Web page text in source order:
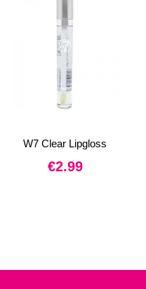
W7 Clear Lipgloss
€2.99